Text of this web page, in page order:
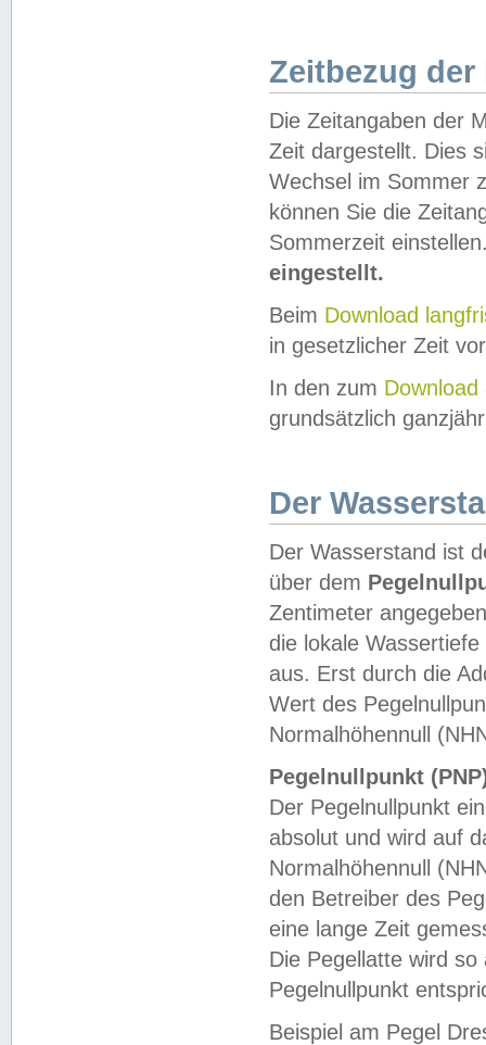
Zeitbezug der
Die Zeitangaben der
Zeit dargestellt. Dies
Wechsel im Sommer
können Sie die
Sommerzeit
eingestellt.
Beim Download
in gesetzlicher Zeit
In den zum Download
grundsätzlich
Der
Der Wasserstand ist
über dem
Zentimeter
die lokale
aus. Erst durch die
Wert des
Normalhöhennull
Pegelnullpunkt
Der Pegelnullpunkt
absolut und wird auf
Normalhöhennull
den Betreiber des
eine lange Zeit
Die Pegellatte wird
Pegelnullpunkt
Beispiel am Pegel